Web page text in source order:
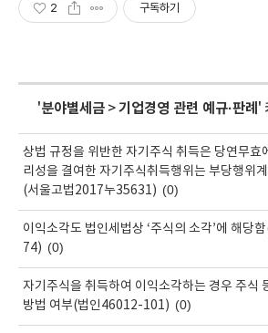
2 구독하기
'분야별세금>기업경영 관련 예규·판례 '
상법 규정을 위반한 자기주식 취득은 당연무효
리성을 결여한 자기주식취득행위는 부당행위
(서울고법2017누35631) (0)
이익소각도 법인세법상 ‘주식의 소각’에 해당
74) (0)
자기주식을 취득하여 이익소각하는 경우 주식
방법 여부(법인46012-101) (0)